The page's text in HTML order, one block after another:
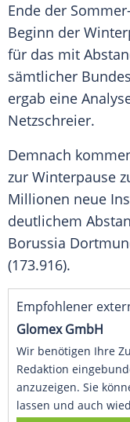
Ende der
Beginn der
für das mit
sämtlicher
ergab eine
Netzschreier.
Demnach
zur Winterpause
Millionen neue
deutlichem
Borussia
(173.916).
Empfohlener
Glomex GmbH
Wir benötigen Ihre
Redaktion
anzuzeigen. Sie
lassen und auch